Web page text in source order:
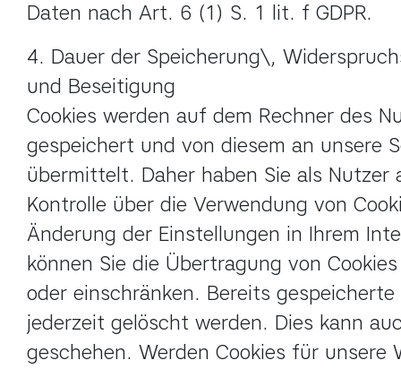
Daten nach Art. 6 (1) S. 1 lit. f GDPR.
4. Dauer der Speicherung\,
und Beseitigung
Cookies werden auf dem Rechner des
gespeichert und von diesem an unsere
übermittelt. Daher haben Sie als Nutzer
Kontrolle über die Verwendung von
Änderung der Einstellungen in Ihrem
können Sie die Übertragung von
oder einschränken. Bereits gespeicherte
jederzeit gelöscht werden. Dies kann
geschehen. Werden Cookies für unsere